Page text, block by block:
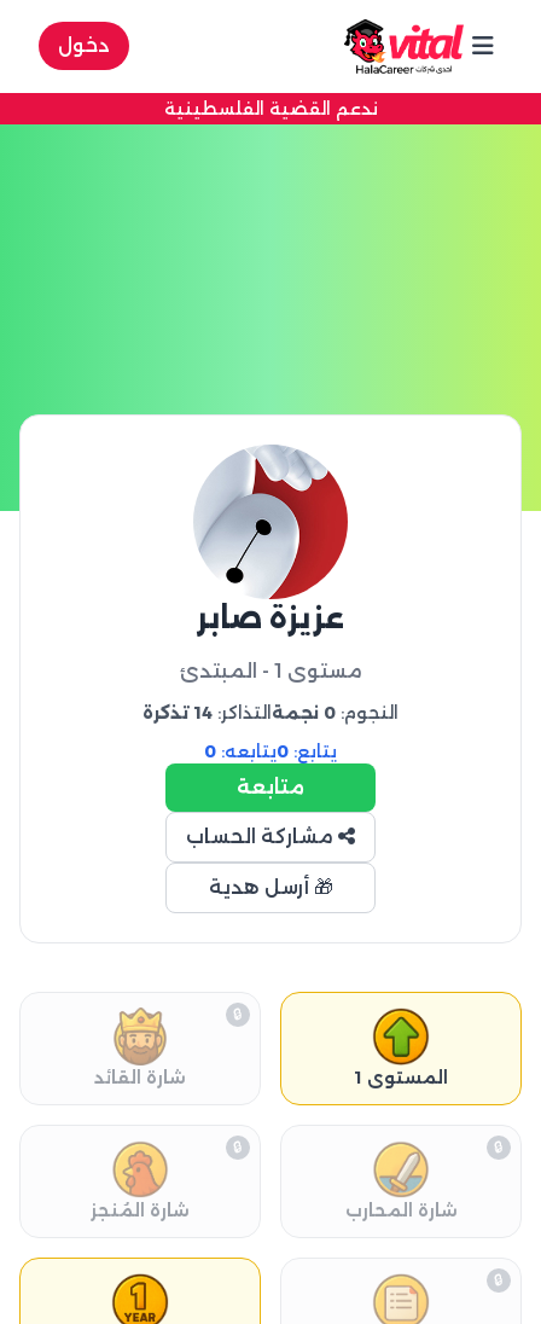
دخول
ندعم القضية الفلسطينية
عزيزة صابر
مستوى 1 - المبتدئ
النجوم: 0 نجمة التذاكر: 14 تذكرة
يتابع: 0يتابعه: 0
متابعة
مشاركة الحساب
🎁 أرسل هدية
المستوى 1 شارة القائد
🔒
شارة المحارب
🔒
شارة المُنجز
🔒
🔒